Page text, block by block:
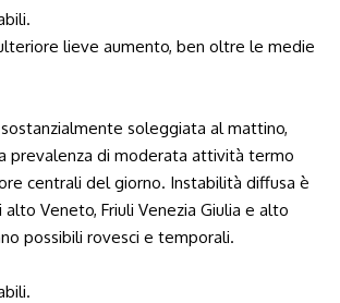
lieve aumento, ben oltre le medie
soleggiata al mattino,
prevalenza di moderata attività termo
centrali del giorno. Instabilità diffusa è
Veneto, Friuli Venezia Giulia e alto
possibili rovesci e temporali.